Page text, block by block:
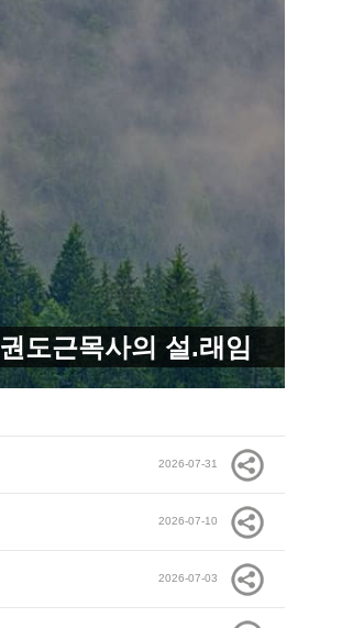
권도근목사의 설.래임
2026-07-31
2026-07-10
2026-07-03